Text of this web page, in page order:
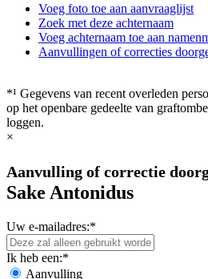
Voeg foto toe aan aanvraaglijst
Zoek met deze achternaam
Voeg achternaam toe aan
Aanvullingen of correcties
*¹ Gegevens van recent overleden
op het openbare gedeelte van
loggen.
×
Aanvulling of correctie
Sake Antonidus
Uw e-mailadres:*
Ik heb een:*
Aanvulling